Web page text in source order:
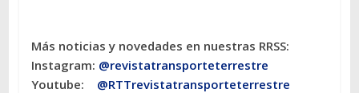
Más noticias y novedades en nuestras RRSS:
Instagram: @revistatransporteterrestre
Youtube: @RTTrevistatransporteterrestre